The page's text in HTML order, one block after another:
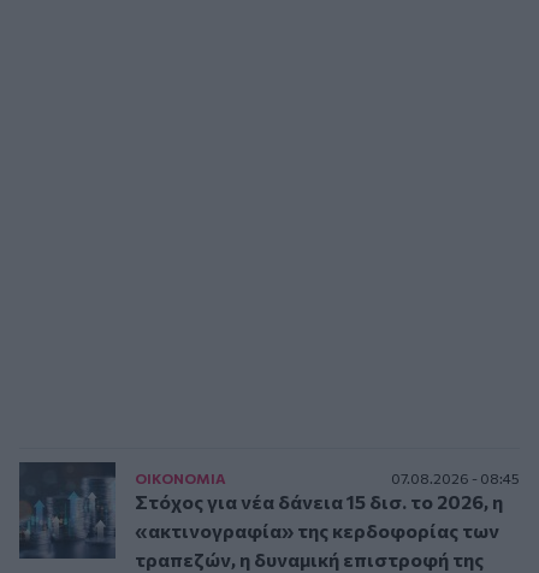
ΟΙΚΟΝΟΜΙΑ 07.08.2026 - 08:45
Στόχος για νέα δάνεια 15 δισ. το 2026, η
«ακτινογραφία» της κερδοφορίας των
τραπεζών, η δυναμική επιστροφή της